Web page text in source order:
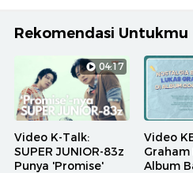
Rekomendasi Untukmu
04:17
Video K-Talk:
SUPER JUNIOR-83z
Punya 'Promise'
Video
Album